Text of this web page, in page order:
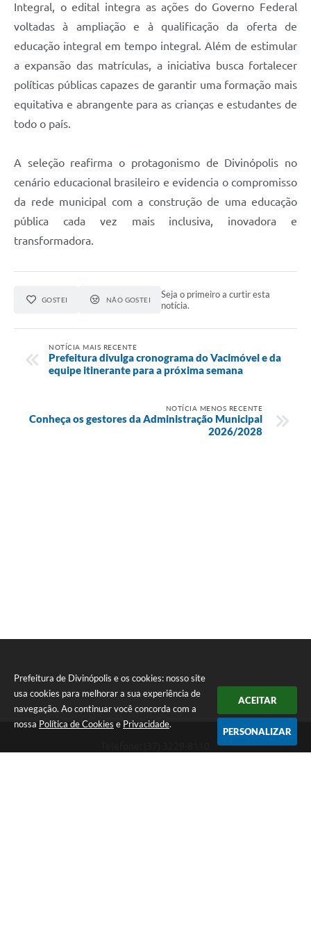
Prefeitura de Divinópolis e os cookies: nosso site
usa cookies para melhorar a sua experiência de
navegação. Ao continuar você concorda com a
nossa Política de Cookies e Privacidade.
ACEITAR
PERSONALIZAR
Integral, o edital integra as ações do Governo Federal
voltadas à ampliação e à qualificação da oferta de
educação integral em tempo integral. Além de estimular
a expansão das matrículas, a iniciativa busca fortalecer
políticas públicas capazes de garantir uma formação mais
equitativa e abrangente para as crianças e estudantes de
todo o país.
A seleção reafirma o protagonismo de Divinópolis no
cenário educacional brasileiro e evidencia o compromisso
da rede municipal com a construção de uma educação
pública cada vez mais inclusiva, inovadora e
transformadora.
GOSTEI NÃO GOSTEI
Seja o primeiro a curtir esta
notícia.
NOTÍCIA MAIS RECENTE
Prefeitura divulga cronograma do Vacimóvel e da
equipe itinerante para a próxima semana
NOTÍCIA MENOS RECENTE
Conheça os gestores da Administração Municipal
2026/2028